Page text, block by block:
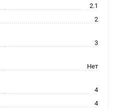
2.1
2
3
Нет
4
4